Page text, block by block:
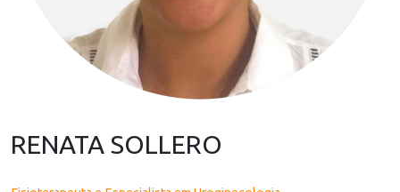
RENATA SOLLERO